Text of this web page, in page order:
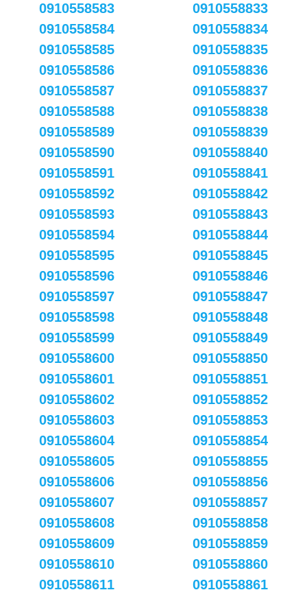
0910558583
0910558584
0910558585
0910558586
0910558587
0910558588
0910558589
0910558590
0910558591
0910558592
0910558593
0910558594
0910558595
0910558596
0910558597
0910558598
0910558599
0910558600
0910558601
0910558602
0910558603
0910558604
0910558605
0910558606
0910558607
0910558608
0910558609
0910558610
0910558611
0910558833
0910558834
0910558835
0910558836
0910558837
0910558838
0910558839
0910558840
0910558841
0910558842
0910558843
0910558844
0910558845
0910558846
0910558847
0910558848
0910558849
0910558850
0910558851
0910558852
0910558853
0910558854
0910558855
0910558856
0910558857
0910558858
0910558859
0910558860
0910558861